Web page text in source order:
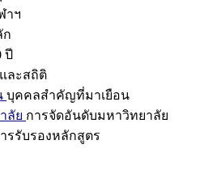
าฯ
ก
ปี
ละสถิติ
บุคคลสำคัญที่มาเยือน
ลัย การจัดอันดับมหาวิทยาลัย
รรับรองหลักสูตร